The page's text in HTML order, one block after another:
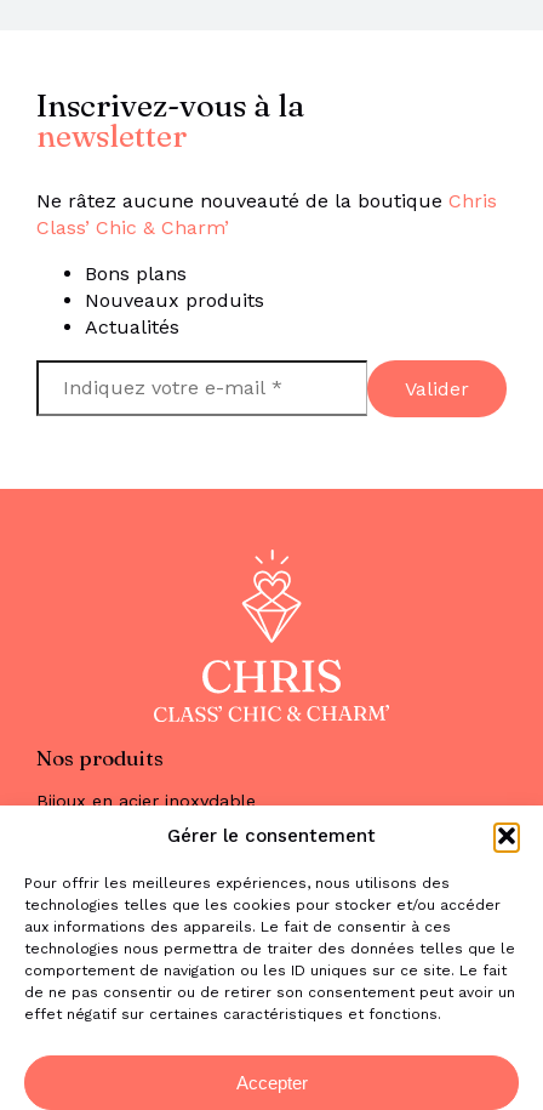
Gérer le consentement
Pour offrir les meilleures expériences, nous utilisons des
technologies telles que les cookies pour stocker et/ou accéder
aux informations des appareils. Le fait de consentir à ces
technologies nous permettra de traiter des données telles que le
comportement de navigation ou les ID uniques sur ce site. Le fait
de ne pas consentir ou de retirer son consentement peut avoir un
effet négatif sur certaines caractéristiques et fonctions.
Accepter
Inscrivez-vous à la
newsletter
Ne râtez aucune nouveauté de la boutique Chris
Class’ Chic & Charm’
Bons plans
Nouveaux produits
Actualités
Nos produits
Bijoux en acier inoxydable
Maquillage
Parfums
Nous trouver
& nous contacter
2 place de la Liberté
31470 Saint-Lys
06 52 05 69 65